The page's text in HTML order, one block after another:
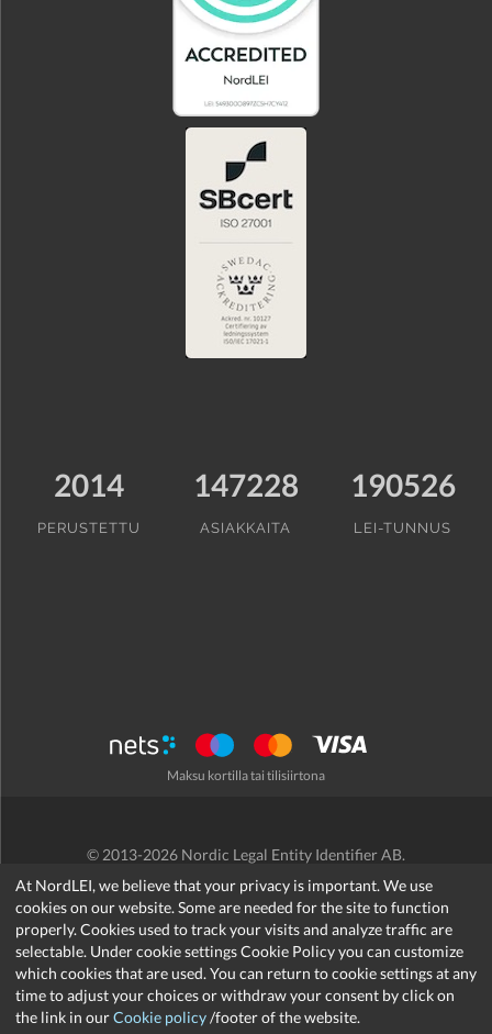
At NordLEI, we believe that your privacy is important. We use
cookies on our website. Some are needed for the site to function
properly. Cookies used to track your visits and analyze traffic are
selectable. Under cookie settings Cookie Policy you can customize
which cookies that are used. You can return to cookie settings at any
time to adjust your choices or withdraw your consent by click on
the link in ourCookie policy/footer of the website.
2014
PERUSTETTU
147228
ASIAKKAITA
190526
LEI-TUNNUS
Maksu kortilla tai tilisiirtona
© 2013-2026 Nordic Legal Entity Identifier AB.
Käyttöehdot/Tietosuojakäytäntö/Hyvityskäytäntö/ Cookies
support@nordlei.org